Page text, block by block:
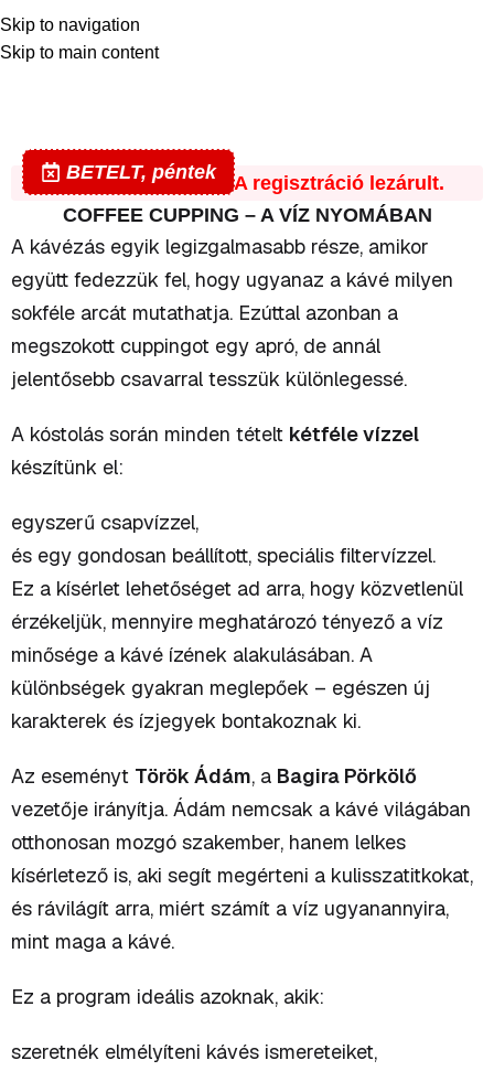
Skip to navigation
Skip to main content
Blog
BETELT, péntek
Az esemény betelt. A regisztráció lezárult.
COFFEE CUPPING – A VÍZ NYOMÁBAN
A kávézás egyik legizgalmasabb része, amikor
együtt fedezzük fel, hogy ugyanaz a kávé milyen
sokféle arcát mutathatja. Ezúttal azonban a
megszokott cuppingot egy apró, de annál
jelentősebb csavarral tesszük különlegessé.
A kóstolás során minden tételt kétféle vízzel
készítünk el:
egyszerű csapvízzel,
és egy gondosan beállított, speciális filtervízzel.
Ez a kísérlet lehetőséget ad arra, hogy közvetlenül
érzékeljük, mennyire meghatározó tényező a víz
minősége a kávé ízének alakulásában. A
különbségek gyakran meglepőek – egészen új
karakterek és ízjegyek bontakoznak ki.
Az eseményt Török Ádám, a Bagira Pörkölő
vezetője irányítja. Ádám nemcsak a kávé világában
otthonosan mozgó szakember, hanem lelkes
kísérletező is, aki segít megérteni a kulisszatitkokat,
és rávilágít arra, miért számít a víz ugyanannyira,
mint maga a kávé.
Ez a program ideális azoknak, akik:
szeretnék elmélyíteni kávés ismereteiket,